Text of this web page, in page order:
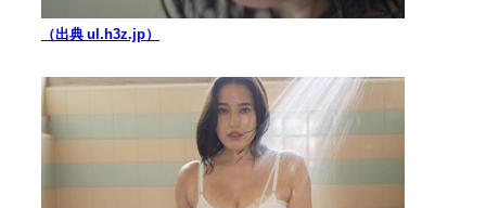
（出典 ul.h3z.jp）